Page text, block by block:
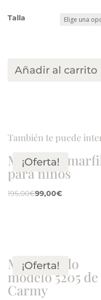
Talla
Añadir al carrito
También te puede
¡Oferta!
Marinero
para niños
195,00€99,00€
¡Oferta!
M.3. Vestido
modelo 5205 de
Carmy